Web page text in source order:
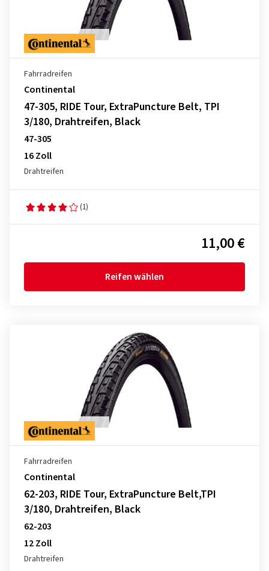
Fahrradreifen
Continental
47-305, RIDE Tour, ExtraPuncture Belt, TPI
3/180, Drahtreifen, Black
47-305
16 Zoll
Drahtreifen
(1)
11,00 €
Reifen wählen
Fahrradreifen
Continental
62-203, RIDE Tour, ExtraPuncture Belt,TPI
3/180, Drahtreifen, Black
62-203
12 Zoll
Drahtreifen